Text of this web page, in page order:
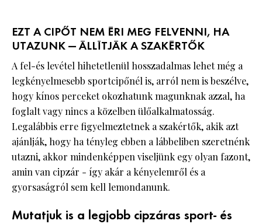
EZT A CIPŐT NEM ÉRI MEG FELVENNI, HA
UTAZUNK — ÁLLÍTJÁK A SZAKÉRTŐK
A fel-és levétel hihetetlenül hosszadalmas lehet még a
legkényelmesebb sportcipőnél is, arról nem is beszélve,
hogy kínos perceket okozhatunk magunknak azzal, ha
foglalt vagy nincs a közelben ülőalkalmatosság.
Legalábbis erre figyelmeztetnek a szakértők, akik azt
ajánlják, hogy ha tényleg ebben a lábbeliben szeretnénk
utazni, akkor mindenképpen viseljünk egy olyan fazont,
amin van cipzár - így akár a kényelemről és a
gyorsaságról sem kell lemondanunk.
Mutatjuk is a legjobb cipzáras sport- és